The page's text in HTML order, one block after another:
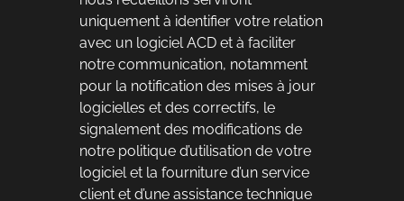
uniquement à identifier votre relation
avec un logiciel ACD et à faciliter
notre communication, notamment
pour la notification des mises à jour
logicielles et des correctifs, le
signalement des modifications de
notre politique d’utilisation de votre
logiciel et la fourniture d’un service
client et d’une assistance technique